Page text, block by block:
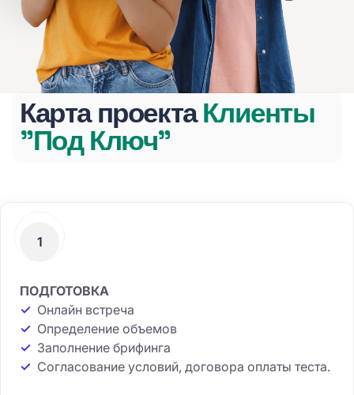
Карта проектаКлиенты
"Под Ключ"
1
ПОДГОТОВКА
✓ Онлайн встреча
✓ Определение объемов
✓ Заполнение брифинга
✓ Согласование условий, договора оплаты теста.